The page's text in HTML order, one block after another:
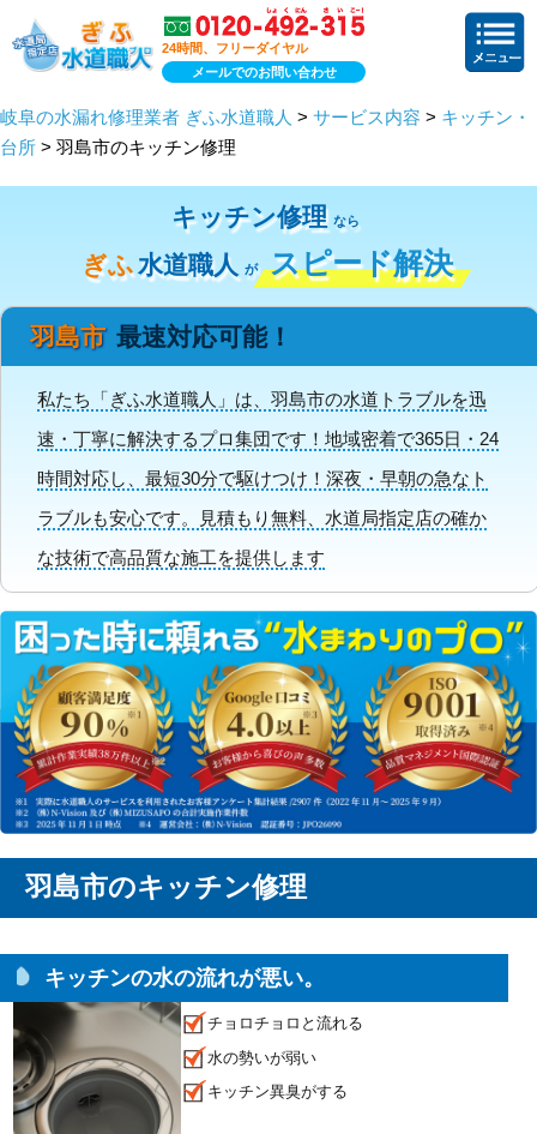
24時間、フリーダイヤル
メールでのお問い合わせ
岐阜の水漏れ修理業者 ぎふ水道職人 > サービス内容 > キッチン・
台所 > 羽島市のキッチン修理
キッチン修理 なら
ぎふ 水道職人 が スピード解決
羽島市 最速対応可能！
私たち「ぎふ水道職人」は、羽島市の水道トラブルを迅
速・丁寧に解決するプロ集団です！地域密着で365日・24
時間対応し、最短30分で駆けつけ！深夜・早朝の急なト
ラブルも安心です。見積もり無料、水道局指定店の確か
な技術で高品質な施工を提供します
羽島市のキッチン修理
キッチンの水の流れが悪い。
チョロチョロと流れる
水の勢いが弱い
キッチン異臭がする